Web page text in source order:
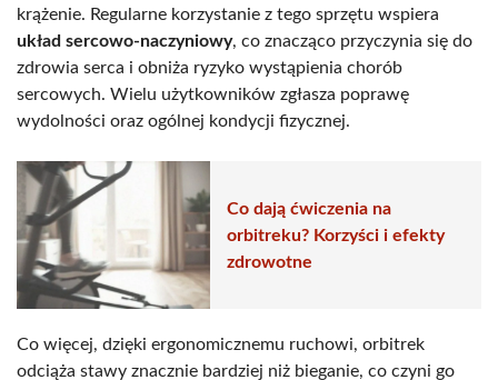
krążenie. Regularne korzystanie z tego sprzętu wspiera
układ sercowo-naczyniowy, co znacząco przyczynia się do
zdrowia serca i obniża ryzyko wystąpienia chorób
sercowych. Wielu użytkowników zgłasza poprawę
wydolności oraz ogólnej kondycji fizycznej.
Co dają ćwiczenia na
orbitreku? Korzyści i efekty
zdrowotne
Co więcej, dzięki ergonomicznemu ruchowi, orbitrek
odciąża stawy znacznie bardziej niż bieganie, co czyni go